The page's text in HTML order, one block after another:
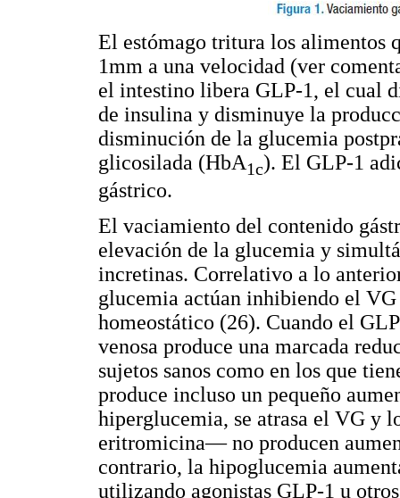
El estómago tritura los alimentos
1mm a una velocidad (ver
el intestino libera GLP-1, el cual
de insulina y disminuye la
disminución de la glucemia
glicosilada (HbA1c). El GLP-1
gástrico.
El vaciamiento del contenido
elevación de la glucemia y
incretinas. Correlativo a lo
glucemia actúan inhibiendo el
homeostático (26). Cuando el
venosa produce una marcada
sujetos sanos como en los que
produce incluso un pequeño
hiperglucemia, se atrasa el VG y
eritromicina— no producen
contrario, la hipoglucemia
utilizando agonistas GLP-1 u